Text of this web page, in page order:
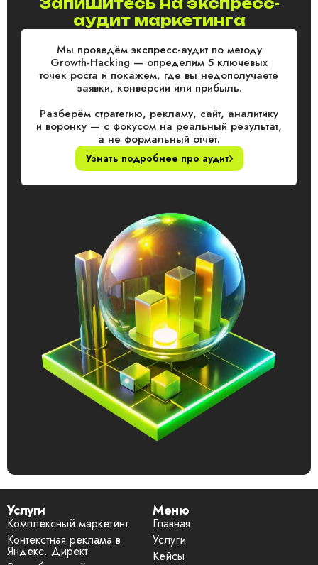
аудит маркетинга
Мы проведём экспресс-аудит по методу
Growth-Hacking — определим 5 ключевых
точек роста и покажем, где вы недополучаете
заявки, конверсии или прибыль.
Разберём стратегию, рекламу, сайт, аналитику
и воронку — с фокусом на реальный результат,
а не формальный отчёт.
Узнать подробнее про аудит
Услуги
Комплексный маркетинг
Контекстная реклама в
Яндекс. Директ
Меню
Главная
Услуги
Кейсы